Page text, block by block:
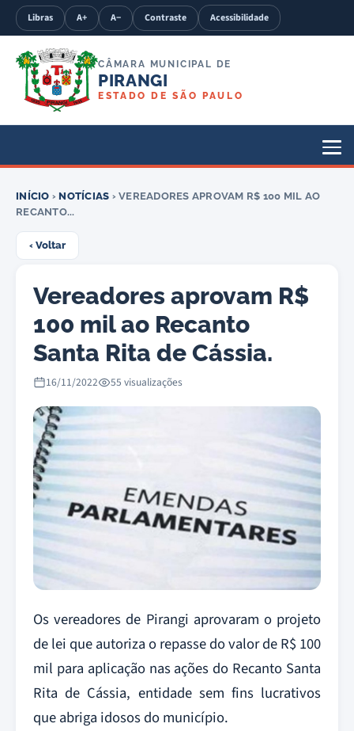
Libras A+ A− Contraste Acessibilidade
CÂMARA MUNICIPAL DE
PIRANGI
ESTADO DE SÃO PAULO
INÍCIO ›NOTÍCIAS › VEREADORES APROVAM R$ 100 MIL AO
RECANTO...
‹ Voltar
Vereadores aprovam R$
100 mil ao Recanto
Santa Rita de Cássia.
16/11/2022 55 visualizações
Os vereadores de Pirangi aprovaram o projeto
de lei que autoriza o repasse do valor de R$ 100
mil para aplicação nas ações do Recanto Santa
Rita de Cássia, entidade sem fins lucrativos
que abriga idosos do município.